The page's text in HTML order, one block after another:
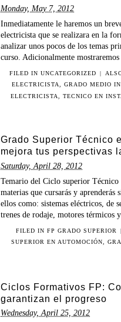
Monday, May 7, 2012
Inmediatamente le haremos un
electricista que se realizara en la
analizar unos pocos de los temas
curso. Adicionalmente
FILED IN UNCATEGORIZED
ELECTRICISTA, GRADO MEDIO
ELECTRICISTA,TECNICO EN
Grado Superior Técnico
mejora tus perspectivas
Saturday, April 28, 2012
Temario del Ciclo superior Técnico
materias que cursarás y aprenderás
ellos como: sistemas eléctricos, de
trenes de rodaje, motores térmicos
FILED IN FP GRADO SUPERIOR |
SUPERIOR EN AUTOMOCIÓN
Ciclos Formativos FP:
garantizan el progreso
Wednesday, April 25, 2012